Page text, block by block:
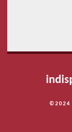
©2024